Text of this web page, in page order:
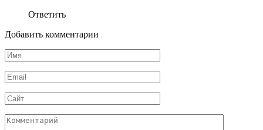
Ответить
Добавить комментарии
Имя
*
Email
*
Сайт
Комментарий